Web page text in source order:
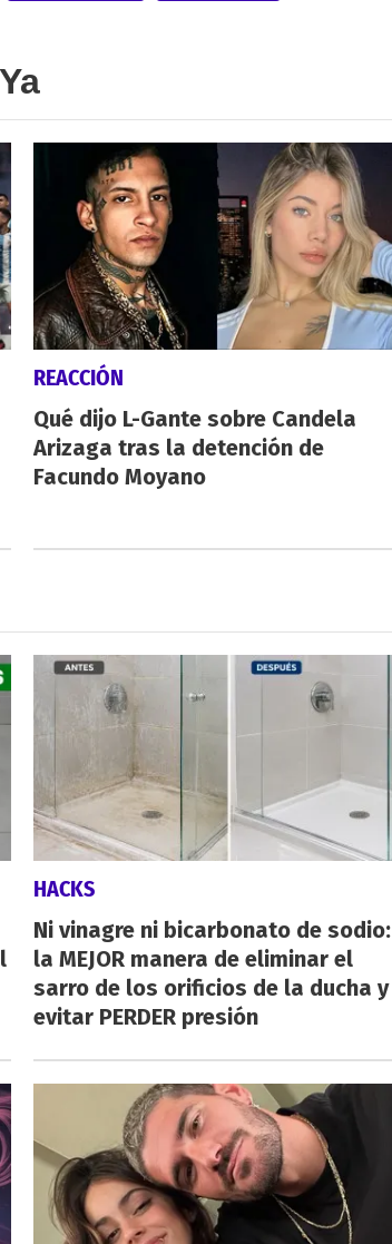
REACCIÓN
Qué dijo L-Gante sobre Candela
Arizaga tras la detención de
Facundo Moyano
HACKS
Ni vinagre ni bicarbonato de sodio:
la MEJOR manera de eliminar el
sarro de los orificios de la ducha y
evitar PERDER presión